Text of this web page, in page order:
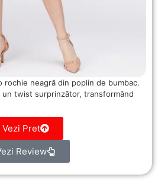
rochie neagră din poplin de bumbac.
un twist surprinzător, transformând
Vezi Pret
Review